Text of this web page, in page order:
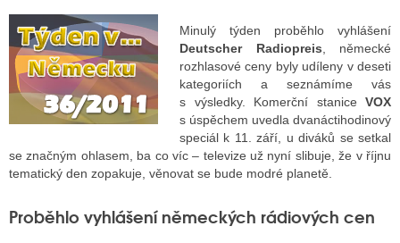
RÁDIÍ
RÁDIÍ
VYSÍLAČE
TELEVIZE
VYSÍLAČE
Minulý týden proběhlo vyhlášení
Deutscher Radiopreis , německé
rozhlasové ceny byly udíleny v deseti
kategoriích a seznámíme vás
s výsledky. Komerční stanice VOX
s úspěchem uvedla dvanáctihodinový
speciál k 11. září, u diváků se setkal
se značným ohlasem, ba co víc – televize už nyní slibuje, že v říjnu
tematický den zopakuje, věnovat se bude modré planetě.
Proběhlo vyhlášení německých rádiových cen